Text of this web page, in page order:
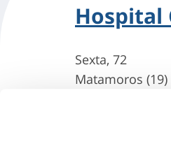
Hospital
Sexta, 72
Matamoros (19)